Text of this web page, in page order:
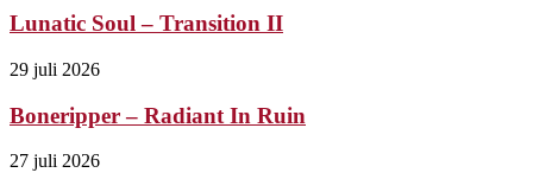
Lunatic Soul – Transition II
29 juli 2026
Boneripper – Radiant In Ruin
27 juli 2026